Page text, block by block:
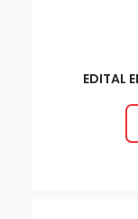
EDITAL